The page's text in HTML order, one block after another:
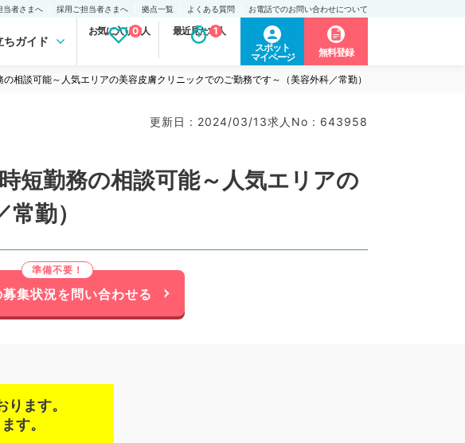
当者さまへ 採用ご担当者さまへ 拠点一覧 よくある質問 お電話でのお問い合わせについて
ちガイド
お気に入り求人
0 最近見た求人
1
スポット
マイページ
無料登録
相談可能～人気エリアの美容皮膚クリニックでのご勤務です～（美容外科／常勤）
更新日 : 2024/03/13求人No : 643958
短勤務の相談可能～人気エリアの
勤）
集状況を問い合わせる
ます。
す。